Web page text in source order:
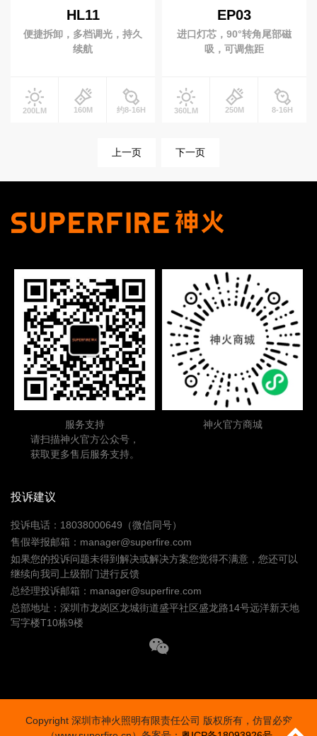
HL11
便捷拆卸，多档调光，持久
续航
200LM 160M 约8-16H
EP03
进口灯芯，90°转角尾部磁
吸，可调焦距
360LM 250M 8-16H
上一页 下一页
服务支持
请扫描神火官方公众号，
获取更多售后服务支持。
神火官方商城
投诉建议
投诉电话：18038000649（微信同号）
售假举报邮箱：manager@superfire.com
如果您的投诉问题未得到解决或解决方案您觉得不满意，您还可以
继续向我司上级部门进行反馈
总经理投诉邮箱：manager@superfire.com
总部地址：深圳市龙岗区龙城街道盛平社区盛龙路14号远洋新天地
写字楼T10栋9楼
Copyright 深圳市神火照明有限责任公司 版权所有，仿冒必究